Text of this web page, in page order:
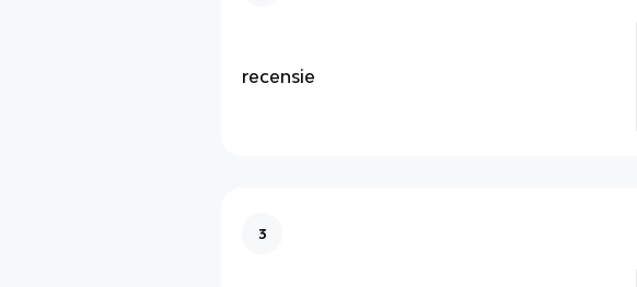
recensie
3